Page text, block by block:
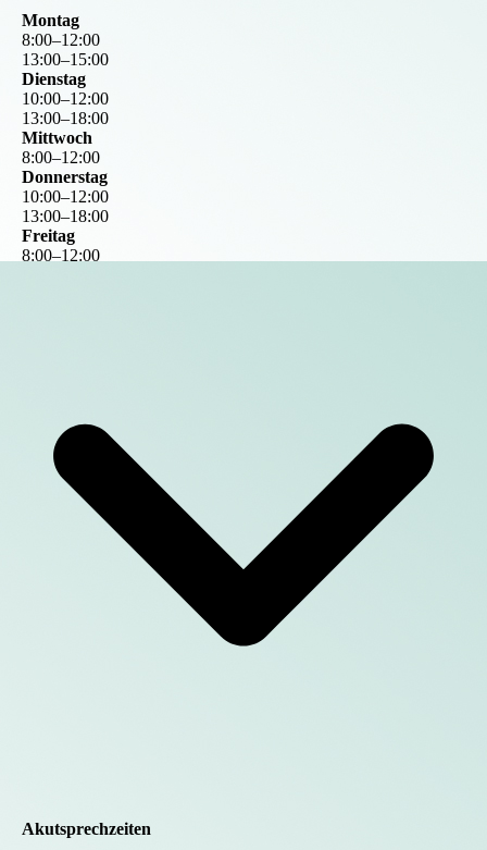
Montag
8:00–12:00
13:00–15:00
Dienstag
10:00–12:00
13:00–18:00
Mittwoch
8:00–12:00
Donnerstag
10:00–12:00
13:00–18:00
Freitag
8:00–12:00
Akutsprechzeiten